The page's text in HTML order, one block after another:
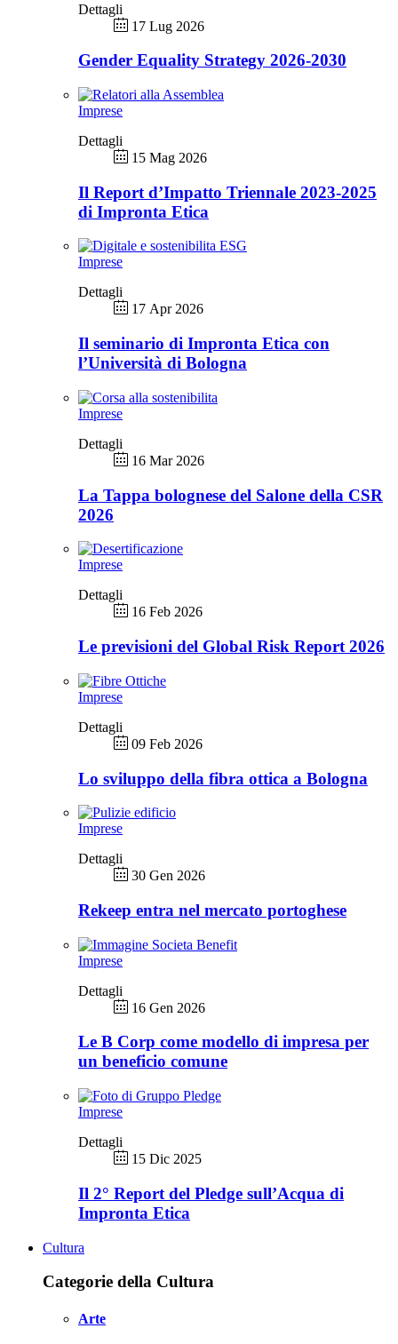
Dettagli
17 Lug 2026
Gender Equality Strategy 2026-2030
Imprese
Dettagli
15 Mag 2026
Il Report d’Impatto Triennale 2023-2025
di Impronta Etica
Imprese
Dettagli
17 Apr 2026
Il seminario di Impronta Etica con
l’Università di Bologna
Imprese
Dettagli
16 Mar 2026
La Tappa bolognese del Salone della CSR
2026
Imprese
Dettagli
16 Feb 2026
Le previsioni del Global Risk Report 2026
Imprese
Dettagli
09 Feb 2026
Lo sviluppo della fibra ottica a Bologna
Imprese
Dettagli
30 Gen 2026
Rekeep entra nel mercato portoghese
Imprese
Dettagli
16 Gen 2026
Le B Corp come modello di impresa per
un beneficio comune
Imprese
Dettagli
15 Dic 2025
Il 2° Report del Pledge sull’Acqua di
Impronta Etica
Cultura
Categorie della Cultura
Arte